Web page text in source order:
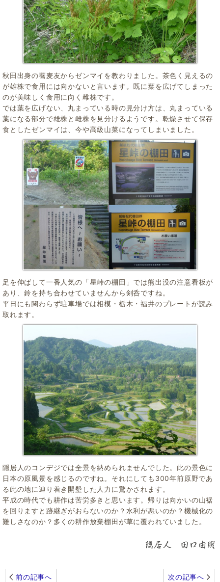
秋田出身の蕎麦友からゼンマイを教わりました。茶色く見えるの
が雄株で食用には向かないと言います。既に葉を広げてしまった
のが美味しく食用に向く雌株です。
では葉を広げない、丸まっている時の見分け方は、丸まっている
葉になる部分で雄株と雌株を見分けるようです。乾燥させて保存
食としたゼンマイは、今や高級山菜になってしまいました。
足を伸ばして一番人気の「星峠の棚田」では熊出没の注意看板が
あり、鈴を持ち合わせていませんから剣呑ですね。
平日にも関わらず駐車場では相模・栃木・福井のプレートが読み
取れます。
隠居人のコンデジでは全景を納められませんでした。此の景色に
日本の原風景を感じるのですね。それにしても300年前原野であ
る此の地に辿り着き開墾した人力に驚かされます。
平成の時代でも耕作は苦労多きと思います。帰りは向かいの山裾
を回りますと跡継ぎがおらないのか？水利が悪いのか？機械化の
難しさなのか？多くの耕作放棄棚田が草に覆われていました。
前の記事へ 次の記事へ